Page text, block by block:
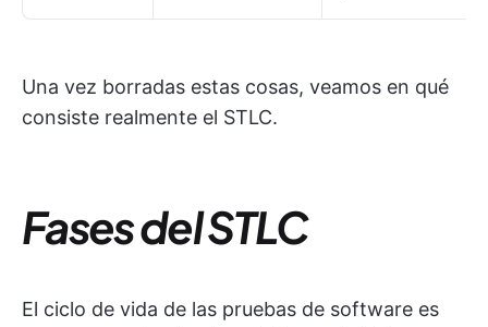
Una vez borradas estas cosas, veamos en qué
consiste realmente el STLC.
Fases del STLC
El ciclo de vida de las pruebas de software es